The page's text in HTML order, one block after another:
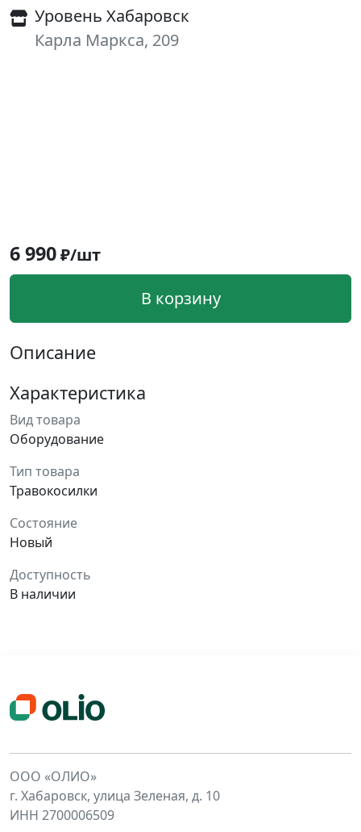
Уровень Хабаровск
Карла Маркса, 209
6 990₽/шт
В корзину
Описание
Характеристика
Вид товара
Оборудование
Тип товара
Травокосилки
Состояние
Новый
Доступность
В наличии
ООО «ОЛИО»
г. Хабаровск, улица Зеленая, д. 10
ИНН 2700006509